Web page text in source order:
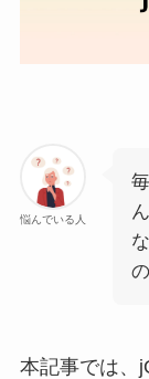
悩んでいる人
の
本記事では、